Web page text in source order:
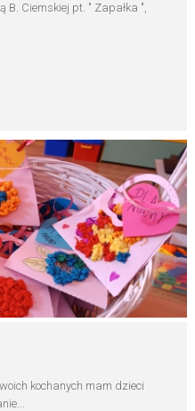
B. Ciemskiej pt. " Zapałka ",
kochanych mam dzieci